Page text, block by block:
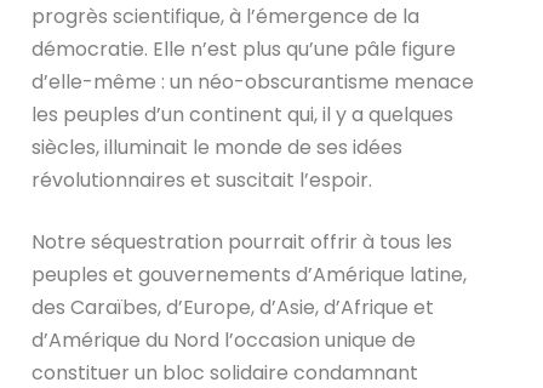
progrès scientifique, à l’émergence de la
démocratie. Elle n’est plus qu’une pâle figure
d’elle-même : un néo-obscurantisme menace
les peuples d’un continent qui, il y a quelques
siècles, illuminait le monde de ses idées
révolutionnaires et suscitait l’espoir.
Notre séquestration pourrait offrir à tous les
peuples et gouvernements d’Amérique latine,
des Caraïbes, d’Europe, d’Asie, d’Afrique et
d’Amérique du Nord l’occasion unique de
constituer un bloc solidaire condamnant